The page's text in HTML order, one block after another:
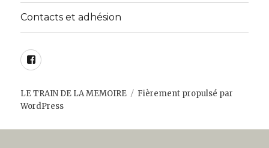
Contacts et adhésion
Facebook
LE TRAIN DE LA MEMOIRE
Fièrement propulsé par
WordPress